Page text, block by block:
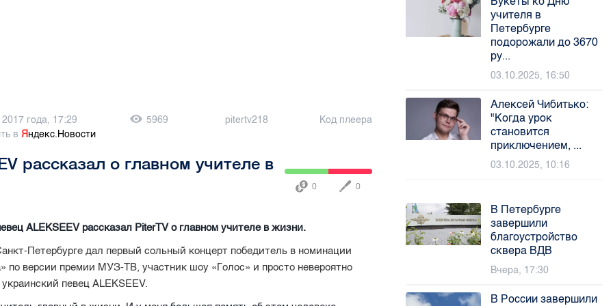
года, 17:29 5969 pitertv218
Код плеера
вЯндекс.Новости
рассказал о главном учителе в
0 0
ALEKSEEV рассказал PiterTV о главном учителе в жизни.
Петербурге дал первый сольный концерт победитель в номинации
по версии премии МУЗ-ТВ, участник шоу «Голос» и просто невероятно
певецALEKSEEV.
учителя в
Петербурге
подорожали до 3670
ру...
03.10.2025, 16:50
Алексей Чибитько:
"Когда урок
становится
приключением, ...
03.10.2025, 10:16
В Петербурге
завершили
благоустройство
сквера ВДВ
Вчера, 17:30
В России завершили